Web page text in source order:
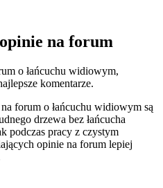
na forum
o łańcuchu widiowym,
komentarze.
forum o łańcuchu widiowym są
drzewa bez łańcucha
podczas pracy z czystym
opinie na forum lepiej